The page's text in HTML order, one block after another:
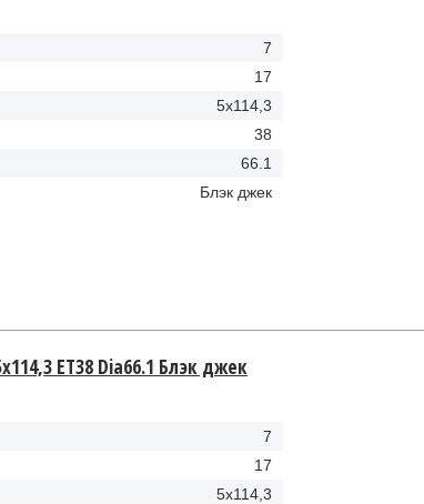
7
17
5x114,3
38
66.1
Блэк джек
ET38 Dia66.1 Блэк джек
7
17
5x114,3